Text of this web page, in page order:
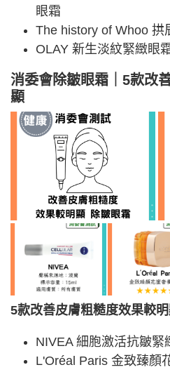
眼霜
The history of Whoo 拱
OLAY 新生淡紋緊緻眼
消委會除皺眼霜｜5款改
顯
5款改善皮膚粗糙度效果較
NIVEA 細胞激活抗皺緊
L'Oréal Paris 金致臻顏